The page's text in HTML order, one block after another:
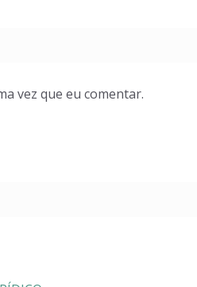
vez que eu comentar.